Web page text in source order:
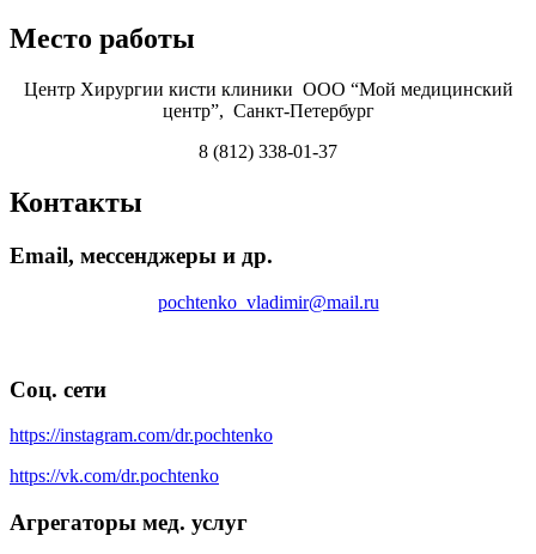
Место работы
Центр Хирургии кисти клиники ООО “Мой медицинский
центр”, Санкт-Петербург
8 (812) 338-01-37
Контакты
Email, мессенджеры и др.
pochtenko_vladimir@mail.ru
Соц. сети
https://instagram.com/dr.pochtenko
https://vk.com/dr.pochtenko
Агрегаторы мед. услуг